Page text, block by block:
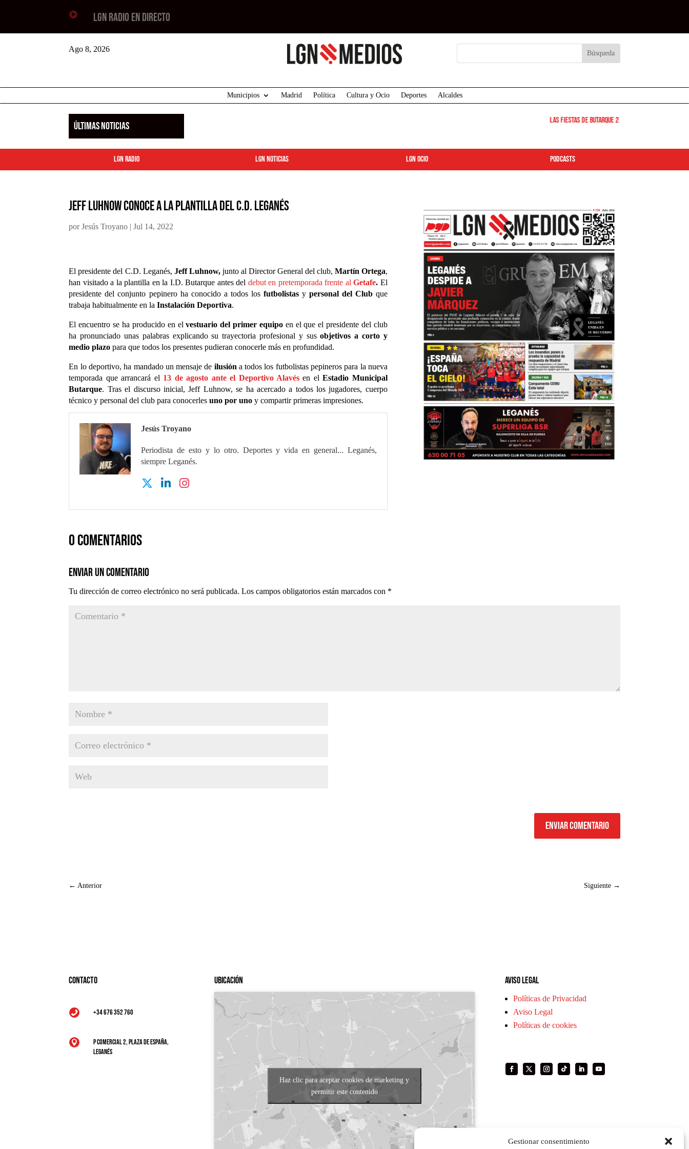
Gestionar consentimiento
 LGN RADIO EN DIRECTO
Ago 8, 2026
Municipios Madrid Política Cultura y Ocio Deportes Alcaldes
ÚLTIMAS NOTICIAS Las Fiestas de Butarque 2026 arrancan este
LGN Radio LGN Noticias LGN ocio podcasts
Jeff Luhnow conoce a la plantilla del C.D. Leganés
porJesús Troyano |Jul 14, 2022
El presidente del C.D. Leganés, Jeff Luhnow,junto al Director General del club, Martín Ortega,
han visitado a la plantilla en la I.D. Butarque antes del debut en pretemporada frente alGetafe. El
presidente del conjunto pepinero ha conocido a todos los futbolistasy personal del Clubque
trabaja habitualmente en laInstalación Deportiva.
El encuentro se ha producido en elvestuario del primer equipoen el que el presidente del club
ha pronunciado unas palabras explicando su trayectoria profesional y susobjetivos a corto y
medio plazo para que todos los presentes pudieran conocerle más en profundidad.
En lo deportivo, ha mandado un mensaje de ilusión a todos los futbolistas pepineros para la nueva
temporada que arrancará el 13 de agosto ante el Deportivo Alavés en elEstadio Municipal
Butarque. Tras el discurso inicial, Jeff Luhnow, se ha acercado a todos los jugadores, cuerpo
técnico y personal del club para conocerlesuno por uno y compartir primeras impresiones.
Jesús Troyano
Periodista de esto y lo otro. Deportes y vida en general... Leganés,
siempre Leganés.
0 comentarios
Enviar un comentario
Tu dirección de correo electrónico no será publicada. Los campos obligatorios están marcados con *
Enviar comentario
← Anterior Siguiente→
Contacto
 +34 676 352 760

P Comercial 2, Plaza de España,
Leganés
Ubicación
Haz clic para aceptar cookies de marketing y
permitir este contenido
Aviso legal
Políticas de Privacidad
Aviso Legal
Políticas de cookies